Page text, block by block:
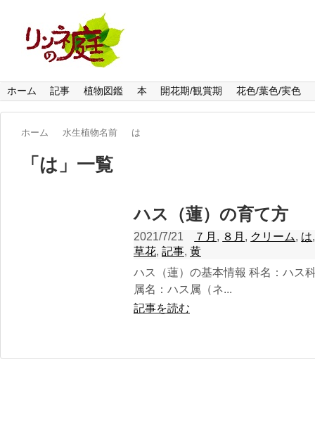
ホーム 記事 植物図鑑 本 開花期/観賞期 花色/葉色/実色
ホーム 水生植物名前 は
「 は 」 一覧
ハス（蓮）の育て方
2021/7/21 ７月 , ８月 , クリーム, は
草花, 記事, 黄
ハス（蓮）の基本情報 科名：ハス
属名：ハス属（ネ...
記事を読む